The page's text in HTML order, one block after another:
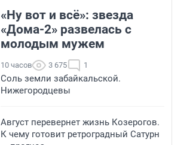
«Ну вот и всё»: звезда
«Дома-2» развелась с
молодым мужем
10 часов 3 675 1
Соль земли забайкальской.
Нижегородцевы
Август перевернет жизнь Козерогов.
К чему готовит ретроградный Сатурн